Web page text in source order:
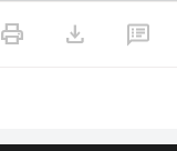
print download